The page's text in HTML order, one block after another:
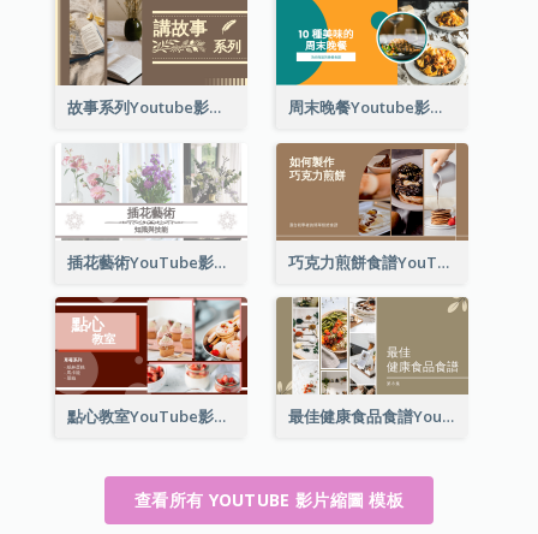
故事系列Youtube影片縮圖 周末晚餐Youtube影片縮圖
插花藝術YouTube影片縮圖 巧克力煎餅食譜YouTube影片縮圖
點心教室YouTube影片縮圖 最佳健康食品食譜YouTube影片縮圖
查看所有 YOUTUBE 影片縮圖 模板